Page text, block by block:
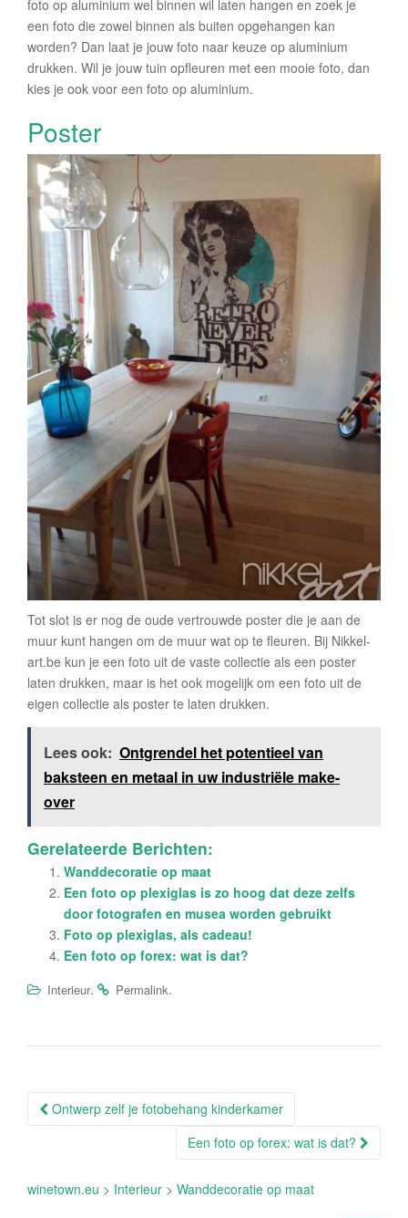
foto op aluminium wel binnen wil laten hangen en zoek je
een foto die zowel binnen als buiten opgehangen kan
worden? Dan laat je jouw foto naar keuze op aluminium
drukken. Wil je jouw tuin opfleuren met een mooie foto, dan
kies je ook voor een foto op aluminium.
Poster
Tot slot is er nog de oude vertrouwde poster die je aan de
muur kunt hangen om de muur wat op te fleuren. Bij Nikkel-
art.be kun je een foto uit de vaste collectie als een poster
laten drukken, maar is het ook mogelijk om een foto uit de
eigen collectie als poster te laten drukken.
Lees ook: Ontgrendel het potentieel van
baksteen en metaal in uw industriële make-
over
Gerelateerde Berichten:
Wanddecoratie op maat
Een foto op plexiglas is zo hoog dat deze zelfs
door fotografen en musea worden gebruikt
Foto op plexiglas, als cadeau!
Een foto op forex: wat is dat?
Interieur. Permalink.
Berichtnavigatie
Ontwerp zelf je fotobehang kinderkamer
Een foto op forex: wat is dat?
winetown.eu > Interieur > Wanddecoratie op maat